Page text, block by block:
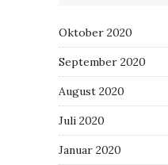
Oktober 2020
September 2020
August 2020
Juli 2020
Januar 2020